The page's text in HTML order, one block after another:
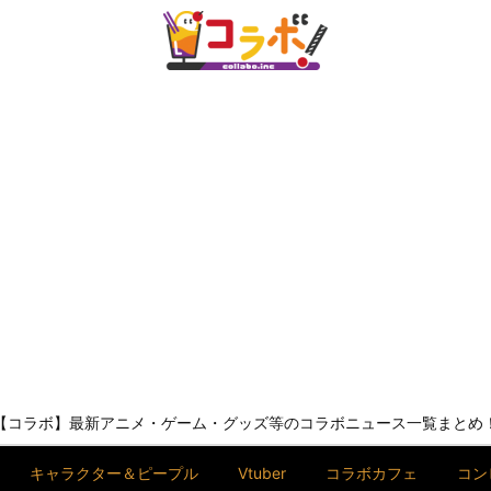
【コラボ】最新アニメ・ゲーム・グッズ等のコラボニュース一覧まとめ！
キャラクター＆ピープル Vtuber コラボカフェ コ